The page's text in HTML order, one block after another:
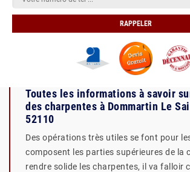
Toutes les informations à savoir
des charpentes à Dommartin Le
52110
Des opérations très utiles se font pour
composent les parties supérieures de la
rendre solide les charpentes, il va falloir